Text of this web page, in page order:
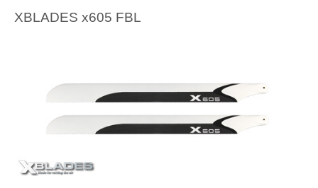
XBLADES x605 FBL